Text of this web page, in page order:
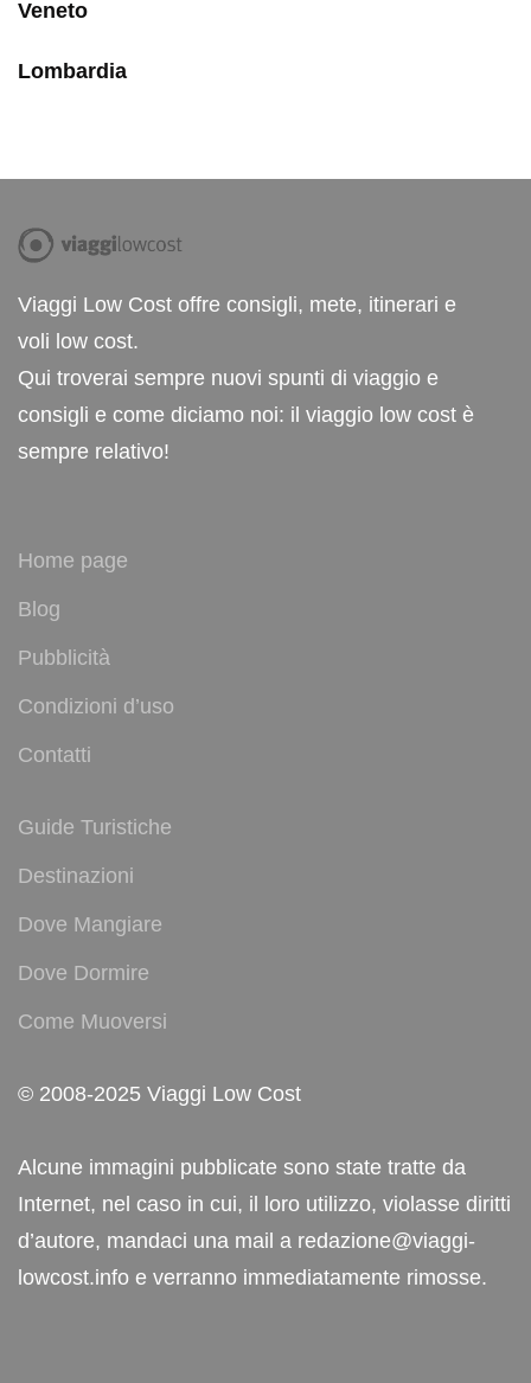
Veneto
Lombardia
Viaggi Low Cost offre consigli, mete, itinerari e
voli low cost.
Qui troverai sempre nuovi spunti di viaggio e
consigli e come diciamo noi: il viaggio low cost è
sempre relativo!
Home page
Blog
Pubblicità
Condizioni d’uso
Contatti
Guide Turistiche
Destinazioni
Dove Mangiare
Dove Dormire
Come Muoversi
© 2008-2025 Viaggi Low Cost
Alcune immagini pubblicate sono state tratte da
Internet, nel caso in cui, il loro utilizzo, violasse diritti
d’autore, mandaci una mail a redazione@viaggi-
lowcost.info e verranno immediatamente rimosse.